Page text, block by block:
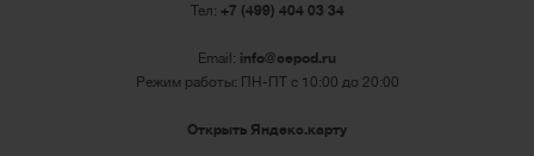
Тел: +7 (499) 404 03 34
Email: info@cepod.ru
Режим работы: ПН-ПТ с 10:00 до 20:00
Открыть Яндекс.карту